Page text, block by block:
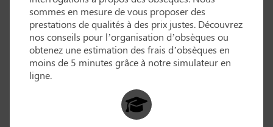
sommes en mesure de vous proposer des
prestations de qualités à des prix justes. Découvrez
nos conseils pour l’organisation d’obsèques ou
obtenez une estimation des frais d’obsèques en
moins de 5 minutes grâce à notre simulateur en
ligne.